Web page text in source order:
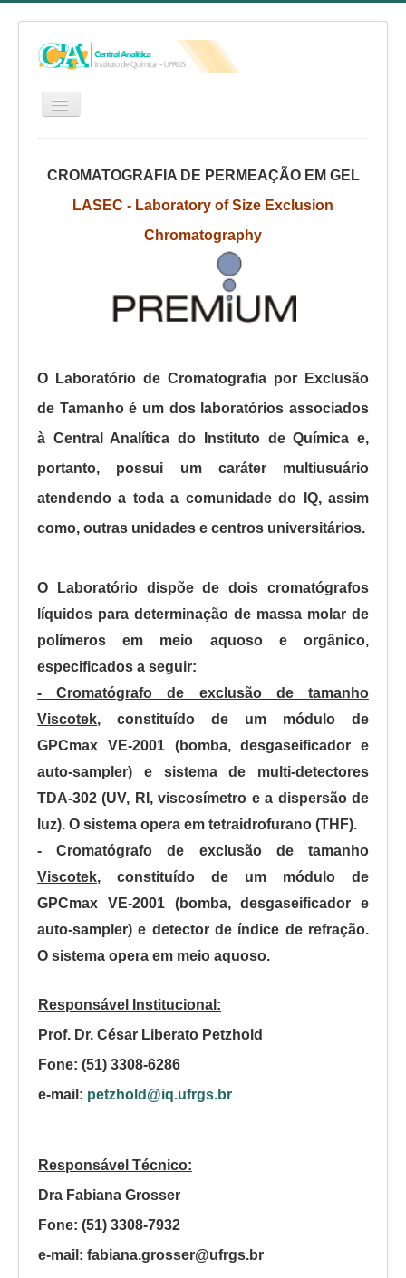
SERVIÇOS
EQUIPE
RELATÓRIO ANUAL
CROMATOGRAFIA DE PERMEAÇÃO EM GEL
LASEC - Laboratory of Size Exclusion
Chromatography
O Laboratório de Cromatografia por Exclusão
de Tamanho é um dos laboratórios associados
à Central Analítica do Instituto de Química e,
portanto, possui um caráter multiusuário
atendendo a toda a comunidade do IQ, assim
como, outras unidades e centros universitários.
O Laboratório dispõe de dois cromatógrafos
líquidos para determinação de massa molar de
polímeros em meio aquoso e orgânico,
especificados a seguir:
- Cromatógrafo de exclusão de tamanho
Viscotek, constituído de um módulo de
GPCmax VE-2001 (bomba, desgaseificador e
auto-sampler) e sistema de multi-detectores
TDA-302 (UV, RI, viscosímetro e a dispersão de
luz). O sistema opera em tetraidrofurano (THF).
- Cromatógrafo de exclusão de tamanho
Viscotek, constituído de um módulo de
GPCmax VE-2001 (bomba, desgaseificador e
auto-sampler) e detector de índice de refração.
O sistema opera em meio aquoso.
Responsável Institucional:
Prof. Dr. César Liberato Petzhold
Fone: (51) 3308-6286
e-mail: petzhold@iq.ufrgs.br
Responsável Técnico:
Dra Fabiana Grosser
Fone: (51) 3308-7932
e-mail: fabiana.grosser@ufrgs.br